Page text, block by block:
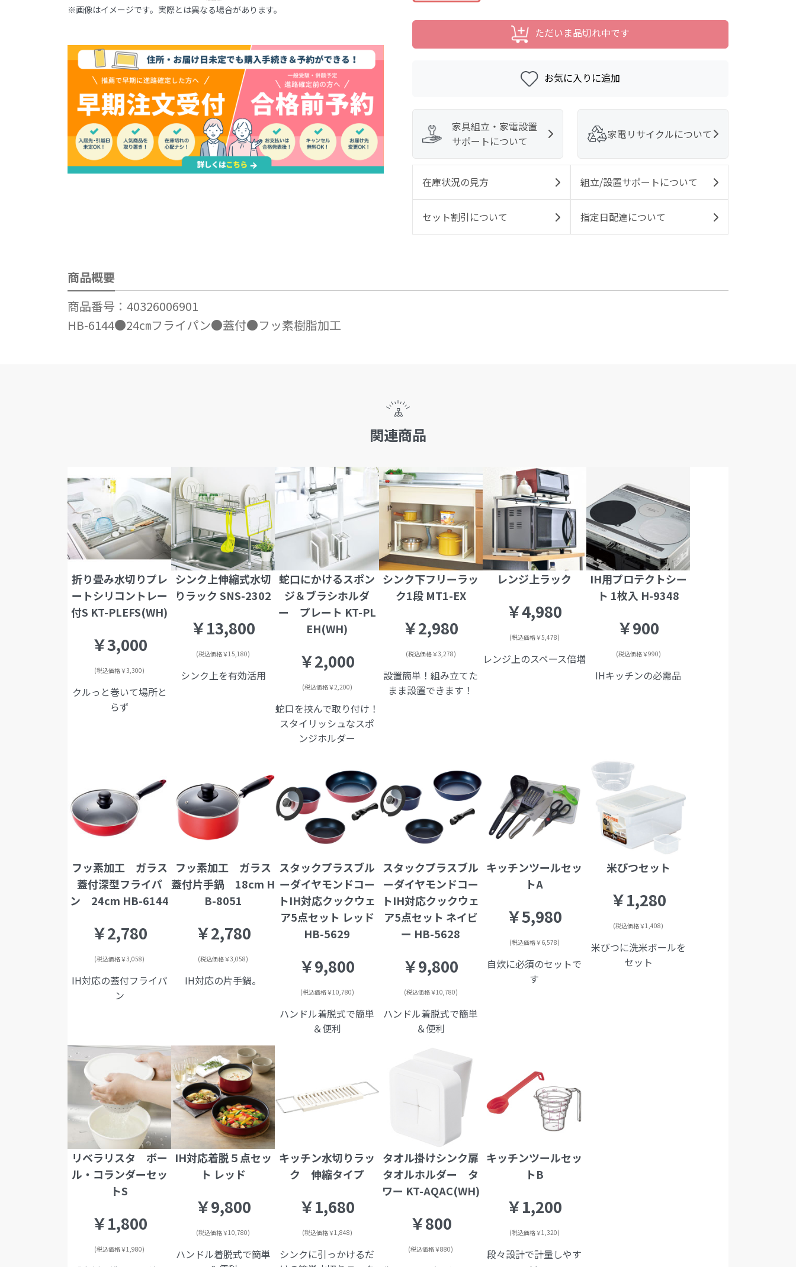
※画像はイメージです。実際とは異なる場合があります。
ただいま品切れ中です
お気に入りに追加
家具組立・家電設置
サポートについて
家電リサイクルについて
在庫状況の見方 組立/設置サポートについて
セット割引について 指定日配達について
商品概要
商品番号：40326006901
HB-6144●24㎝フライパン●蓋付●フッ素樹脂加工
関連商品
折り畳み水切りプレ
ートシリコントレー
付S KT-PLEFS(WH)
￥3,000
(税込価格￥3,300)
クルっと巻いて場所と
らず
シンク上伸縮式水切
りラック SNS-2302
￥13,800
(税込価格￥15,180)
シンク上を有効活用
蛇口にかけるスポン
ジ＆ブラシホルダ
ー プレート KT-PL
EH(WH)
￥2,000
(税込価格￥2,200)
蛇口を挟んで取り付け！
スタイリッシュなスポ
ンジホルダー
シンク下フリーラッ
ク1段 MT1-EX
￥2,980
(税込価格￥3,278)
設置簡単！組み立てた
まま設置できます！
レンジ上ラック
￥4,980
(税込価格￥5,478)
レンジ上のスペース倍増
IH用プロテクトシー
ト 1枚入 H-9348
￥900
(税込価格￥990)
IHキッチンの必需品
フッ素加工 ガラス
蓋付深型フライパ
ン 24cm HB-6144
￥2,780
(税込価格￥3,058)
IH対応の蓋付フライパ
ン
フッ素加工 ガラス
蓋付片手鍋 18cm H
B-8051
￥2,780
(税込価格￥3,058)
IH対応の片手鍋。
スタックプラスブル
ーダイヤモンドコー
トIH対応クックウェ
ア5点セット レッド
HB-5629
￥9,800
(税込価格￥10,780)
ハンドル着脱式で簡単
＆便利
スタックプラスブル
ーダイヤモンドコー
トIH対応クックウェ
ア5点セット ネイビ
ー HB-5628
￥9,800
(税込価格￥10,780)
ハンドル着脱式で簡単
＆便利
キッチンツールセッ
トA
￥5,980
(税込価格￥6,578)
自炊に必須のセットで
す
米びつセット
￥1,280
(税込価格￥1,408)
米びつに洗米ボールを
セット
リベラリスタ ボー
ル・コランダーセッ
トS
￥1,800
(税込価格￥1,980)
IH対応着脱５点セッ
ト レッド
￥9,800
(税込価格￥10,780)
ハンドル着脱式で簡単
キッチン水切りラッ
ク 伸縮タイプ
￥1,680
(税込価格￥1,848)
シンクに引っかけるだ
タオル掛けシンク扉
タオルホルダー タ
ワー KT-AQAC(WH)
￥800
(税込価格￥880)
キッチンツールセッ
トB
￥1,200
(税込価格￥1,320)
段々設計で計量しやす